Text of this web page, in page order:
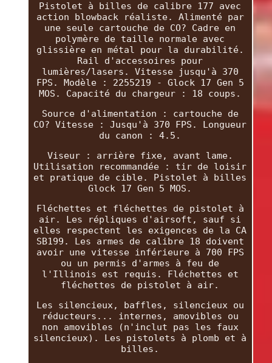
Pistolet à billes de calibre 177 avec
action blowback réaliste. Alimenté par
une seule cartouche de CO? Cadre en
polymère de taille normale avec
glissière en métal pour la durabilité.
Rail d'accessoires pour
lumières/lasers. Vitesse jusqu'à 370
FPS. Modèle : 2255219 - Glock 17 Gen 5
MOS. Capacité du chargeur : 18 coups.
Source d'alimentation : cartouche de
CO? Vitesse : Jusqu'à 370 FPS. Longueur
du canon : 4.5.
Viseur : arrière fixe, avant lame.
Utilisation recommandée : tir de loisir
et pratique de cible. Pistolet à billes
Glock 17 Gen 5 MOS.
Fléchettes et fléchettes de pistolet à
air. Les répliques d'airsoft, sauf si
elles respectent les exigences de la CA
SB199. Les armes de calibre 18 doivent
avoir une vitesse inférieure à 700 FPS
ou un permis d'armes à feu de
l'Illinois est requis. Fléchettes et
fléchettes de pistolet à air.
Les silencieux, baffles, silencieux ou
réducteurs... internes, amovibles ou
non amovibles (n'inclut pas les faux
silencieux). Les pistolets à plomb et à
billes.